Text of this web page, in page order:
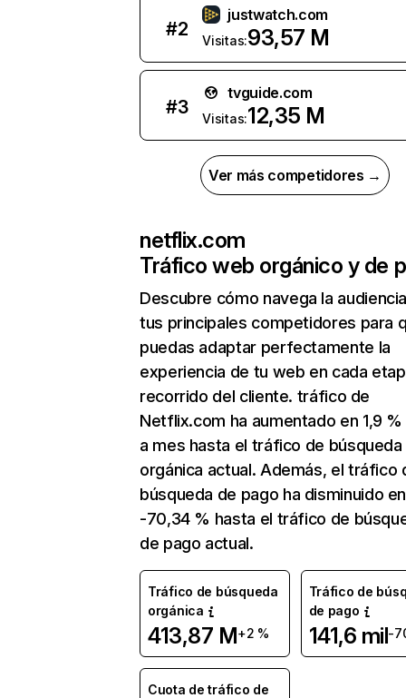
#2
justwatch.com
Visitas:93,57 M
#3
tvguide.com
Visitas:12,35 M
Ver más competidores →
netflix.com
Tráfico web orgánico y de
Descubre cómo navega la
tus principales competidores para
puedas adaptar perfectamente la
experiencia de tu web en cada
recorrido del cliente. tráfico de
Netflix.com ha aumentado en 1,9
a mes hasta el tráfico de búsqueda
orgánica actual. Además, el tráfico
búsqueda de pago ha disminuido en
-70,34 % hasta el tráfico de
de pago actual.
Tráfico de búsqueda
orgánica
413,87 M+2 %
Tráfico de
de pago
141,6 mil-
Cuota de tráfico de